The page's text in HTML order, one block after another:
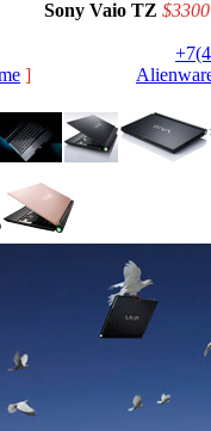
Sony Vaio TZ $3300
]